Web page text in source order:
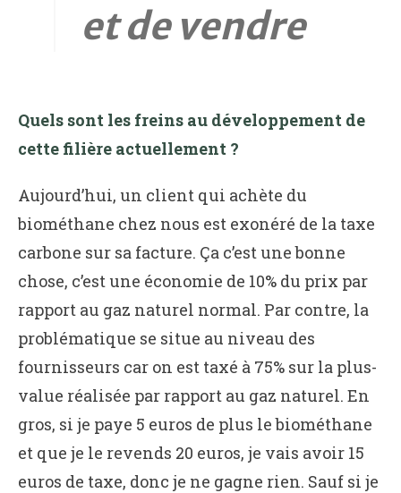
et de vendre
Quels sont les freins au développement de
cette filière actuellement ?
Aujourd’hui, un client qui achète du
biométhane chez nous est exonéré de la taxe
carbone sur sa facture. Ça c’est une bonne
chose, c’est une économie de 10% du prix par
rapport au gaz naturel normal. Par contre, la
problématique se situe au niveau des
fournisseurs car on est taxé à 75% sur la plus-
value réalisée par rapport au gaz naturel. En
gros, si je paye 5 euros de plus le biométhane
et que je le revends 20 euros, je vais avoir 15
euros de taxe, donc je ne gagne rien. Sauf si je